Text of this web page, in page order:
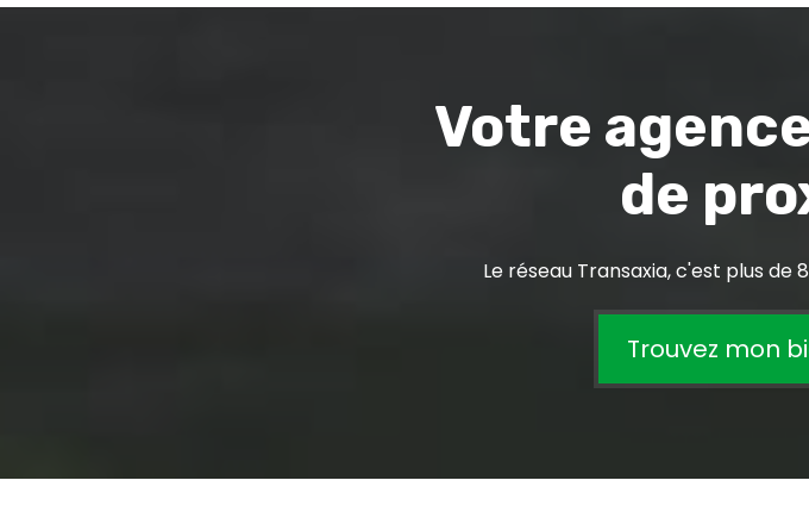
Votre
de
Le réseau Transaxia, c'est plus
Trouvez mon